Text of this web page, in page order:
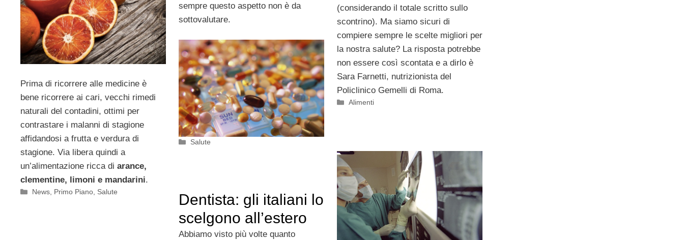
Prima di ricorrere alle medicine è
bene ricorrere ai cari, vecchi rimedi
naturali del contadini, ottimi per
contrastare i malanni di stagione
affidandosi a frutta e verdura di
stagione. Via libera quindi a
un’alimentazione ricca di arance,
clementine, limoni e mandarini.
Categorie
News, Primo Piano, Salute
sempre questo aspetto non è da
sottovalutare.
Categorie
Salute
(considerando il totale scritto sullo
scontrino). Ma siamo sicuri di
compiere sempre le scelte migliori per
la nostra salute? La risposta potrebbe
non essere così scontata e a dirlo è
Sara Farnetti, nutrizionista del
Policlinico Gemelli di Roma.
Categorie
Alimenti
Dentista: gli italiani lo
scelgono all’estero
Abbiamo visto più volte quanto